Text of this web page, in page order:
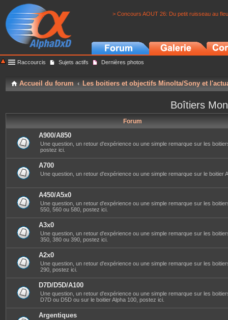
> Concours AOUT 26: Du petit ruisseau au
Raccourcis Sujets actifs Dernières photos
Accueil du forum Les boitiers et objectifs Minolta/Sony et
Boîtiers
Forum
A900/A850
Une question, un retour d'expérience ou une simple remarque sur les
postez ici.
A700
Une question, un retour d'expérience ou une simple remarque sur le boitier
A450/A5x0
Une question, un retour d'expérience ou une simple remarque sur les
550, 560 ou 580, postez ici.
A3x0
Une question, un retour d'expérience ou une simple remarque sur les
350, 380 ou 390, postez ici.
A2x0
Une question, un retour d'expérience ou une simple remarque sur les
290, postez ici.
D7D/D5D/A100
Une question, un retour d'expérience ou une simple remarque sur les
D7D ou D5D ou sur le boitier Alpha 100, postez ici.
Argentiques